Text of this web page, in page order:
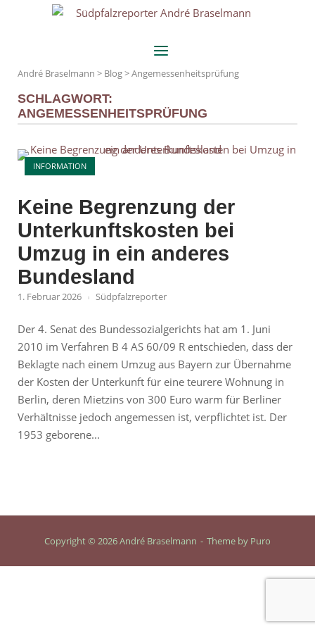
Home
Menu
André Braselmann > Blog>Angemessenheitsprüfung
SCHLAGWORT:
ANGEMESSENHEITSPRÜFUNG
INFORMATION
Open post
Keine Begrenzung der
Unterkunftskosten bei
Umzug in ein anderes
Bundesland
1. Februar 2026 Südpfalzreporter
Der 4. Senat des Bundessozialgerichts hat am 1. Juni
2010 im Verfahren B 4 AS 60/09 R entschieden, dass der
Beklagte nach einem Umzug aus Bayern zur Übernahme
der Kosten der Unterkunft für eine teurere Wohnung in
Berlin, deren Mietzins von 300 Euro warm für Berliner
Verhältnisse jedoch angemessen ist, verpflichtet ist. Der
1953 geborene...
Copyright © 2026 André Braselmann Theme by Puro